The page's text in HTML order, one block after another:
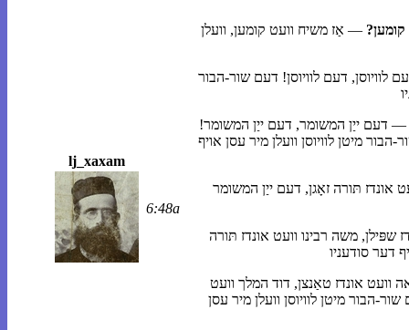
lj_xaxam
6:48a
קומען?